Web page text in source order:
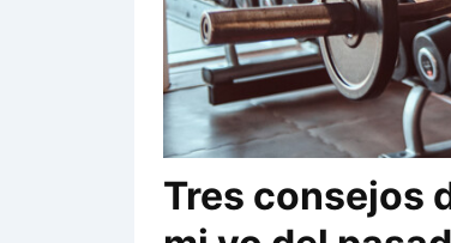
Tres consejos